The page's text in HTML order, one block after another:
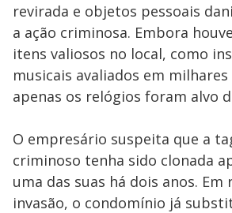
revirada e objetos pessoais
a ação criminosa. Embora
itens valiosos no local, como
musicais avaliados em milhares
apenas os relógios foram alvo
O empresário suspeita que a
criminoso tenha sido clonada
uma das suas há dois anos. Em
invasão, o condomínio já